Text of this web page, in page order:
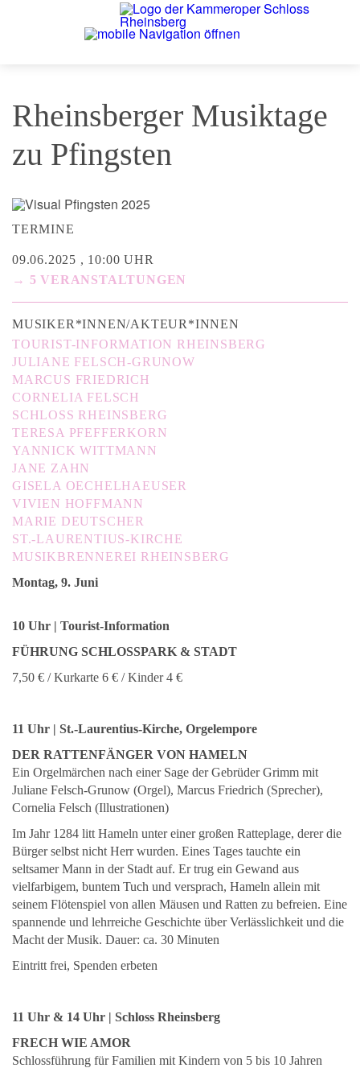
Rheinsberger Musiktage
zu Pfingsten
TERMINE
09.06.2025 , 10:00 UHR
→ 5 VERANSTALTUNGEN
MUSIKER*INNEN/AKTEUR*INNEN
TOURIST-INFORMATION RHEINSBERG
JULIANE FELSCH-GRUNOW
MARCUS FRIEDRICH
CORNELIA FELSCH
SCHLOSS RHEINSBERG
TERESA PFEFFERKORN
YANNICK WITTMANN
JANE ZAHN
GISELA OECHELHAEUSER
VIVIEN HOFFMANN
MARIE DEUTSCHER
ST.-LAURENTIUS-KIRCHE
MUSIKBRENNEREI RHEINSBERG
Montag, 9. Juni
10 Uhr | Tourist-Information
FÜHRUNG SCHLOSSPARK & STADT
7,50 € / Kurkarte 6 € / Kinder 4 €
11 Uhr | St.-Laurentius-Kirche, Orgelempore
DER RATTENFÄNGER VON HAMELN
Ein Orgelmärchen nach einer Sage der Gebrüder Grimm mit
Juliane Felsch-Grunow (Orgel), Marcus Friedrich (Sprecher),
Cornelia Felsch (Illustrationen)
Im Jahr 1284 litt Hameln unter einer großen Ratteplage, derer die
Bürger selbst nicht Herr wurden. Eines Tages tauchte ein
seltsamer Mann in der Stadt auf. Er trug ein Gewand aus
vielfarbigem, buntem Tuch und versprach, Hameln allein mit
seinem Flötenspiel von allen Mäusen und Ratten zu befreien. Eine
spannende und lehrreiche Geschichte über Verlässlichkeit und die
Macht der Musik. Dauer: ca. 30 Minuten
Eintritt frei, Spenden erbeten
11 Uhr & 14 Uhr | Schloss Rheinsberg
FRECH WIE AMOR
Schlossführung für Familien mit Kindern von 5 bis 10 Jahren